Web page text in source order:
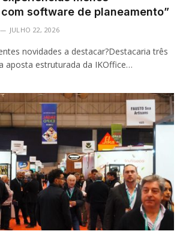
software de planeamento”
JULHO 22, 2026
novidades a destacar?Destacaria três
aposta estruturada da IKOffice…